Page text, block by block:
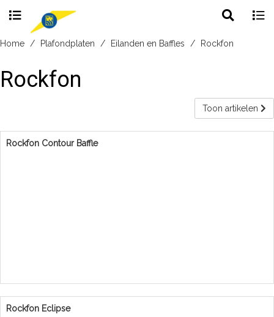
Skip
search
Home Plafondplaten Eilanden en Baffles Rockfon
Rockfon
Toon artikelen
Rockfon Contour Baffle
Rockfon Eclipse